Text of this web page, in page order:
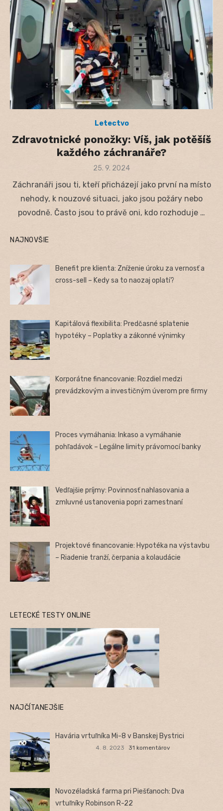
Letectvo
Zdravotnické ponožky: Víš, jak potěšíš
každého záchranáře?
Posted
25. 9. 2024
Záchranáři jsou ti, kteří přicházejí jako první na místo
nehody, k nouzové situaci, jako jsou požáry nebo
povodně. Často jsou to právě oni, kdo rozhoduje …
NAJNOVŠIE
Benefit pre klienta: Zníženie úroku za vernosť a
cross-sell – Kedy sa to naozaj oplatí?
Kapitálová flexibilita: Predčasné splatenie
hypotéky – Poplatky a zákonné výnimky
Korporátne financovanie: Rozdiel medzi
prevádzkovým a investičným úverom pre firmy
Proces vymáhania: Inkaso a vymáhanie
pohľadávok – Legálne limity právomocí banky
Vedľajšie príjmy: Povinnosť nahlasovania a
zmluvné ustanovenia popri zamestnaní
Projektové financovanie: Hypotéka na výstavbu
– Riadenie tranží, čerpania a kolaudácie
LETECKÉ TESTY ONLINE
NAJČÍTANEJŠIE
Havária vrtuľníka Mi-8 v Banskej Bystrici
4. 8. 2023 31 komentárov
Novozéladská farma pri Piešťanoch: Dva
vrtuľníky Robinson R-22